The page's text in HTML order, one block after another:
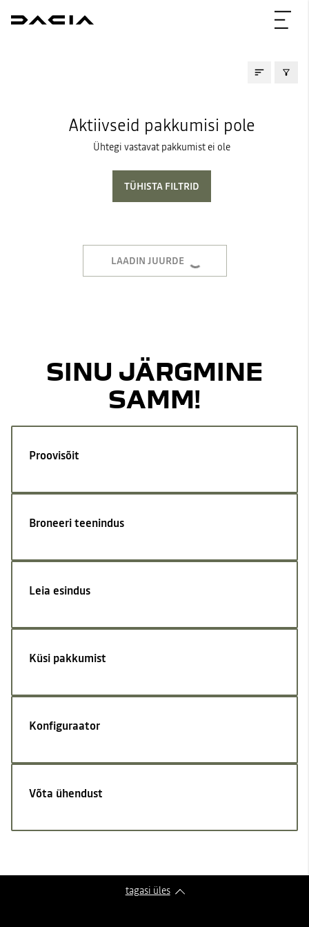
KASUTATUD AUTOD
Aktiivseid pakkumisi pole
Ühtegi vastavat pakkumist ei ole
TÜHISTA FILTRID
LAADIN JUURDE
SINU JÄRGMINE
SAMM!
Proovisõit
Broneeri teenindus
Leia esindus
Küsi pakkumist
Konfiguraator
Võta ühendust
tagasi üles